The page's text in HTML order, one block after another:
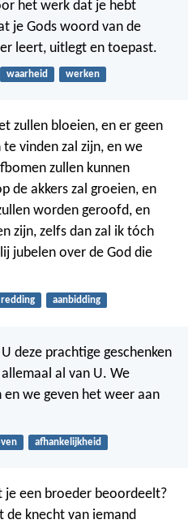
het werk dat je hebt
je Gods woord van de
leert, uitlegt en toepast.
waarheid werken
zullen bloeien, en er geen
vinden zal zijn, en we
zullen kunnen
de akkers zal groeien, en
worden geroofd, en
zijn, zelfs dan zal ik tóch
jubelen over de God die
redding aanbidding
deze prachtige geschenken
al van U. We
en we geven het weer aan
afhankelijkheid
je een broeder beoordeelt?
knecht van iemand